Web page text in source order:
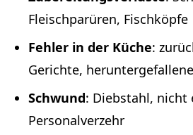
Fleischparüren, Fischköpfe
Fehler in der Küche:
Gerichte,
Schwund: Diebstahl, nicht
Personalverzehr